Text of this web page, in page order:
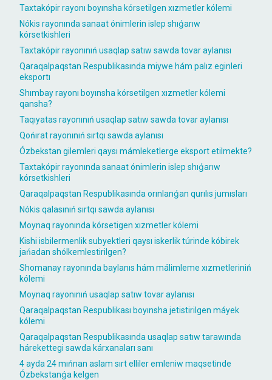
Taxtakópir rayonı boyınsha kórsetilgen xızmetler kólemi
Nókis rayonında sanaat ónimlerin islep shıǵarıw
kórsetkishleri
Taxtakópir rayonınıń usaqlap satıw sawda tovar aylanısı
Qaraqalpaqstan Respublikasında miywe hám palız eginleri
eksportı
Shımbay rayonı boyınsha kórsetilgen xızmetler kólemi
qansha?
Taqıyatas rayonınıń usaqlap satıw sawda tovar aylanısı
Qońırat rayonınıń sırtqı sawda aylanısı
Ózbekstan gilemleri qaysı mámleketlerge eksport etilmekte?
Taxtakópir rayonında sanaat ónimlerin islep shıǵarıw
kórsetkishleri
Qaraqalpaqstan Respublikasında orınlanǵan qurılıs jumısları
Nókis qalasınıń sırtqı sawda aylanısı
Moynaq rayonında kórsetigen xızmetler kólemi
Kishi isbilermenlik subyektleri qaysı iskerlik túrinde kóbirek
jańadan shólkemlestirilgen?
Shomanay rayonında baylanıs hám málimleme xızmetleriniń
kólemi
Moynaq rayonınıń usaqlap satıw tovar aylanısı
Qaraqalpaqstan Respublikası boyınsha jetistirilgen máyek
kólemi
Qaraqalpaqstan Respublikasında usaqlap satıw tarawında
hárekettegi sawda kárxanaları sanı
4 ayda 24 mıńnan aslam sırt elliler emleniw maqsetinde
Ózbekstanǵa kelgen